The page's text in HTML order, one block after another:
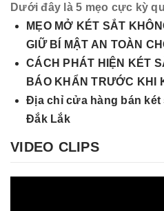
Dưới đây là 5 mẹo cực kỳ
MẸO MỞ KÉT SẮT
GIỮ BÍ MẬT AN TOÀN
CÁCH PHÁT HIỆN KÉT
BÁO KHẨN TRƯỚC KHI
Địa chỉ cửa hàng bán két
Đắk Lắk
VIDEO CLIPS